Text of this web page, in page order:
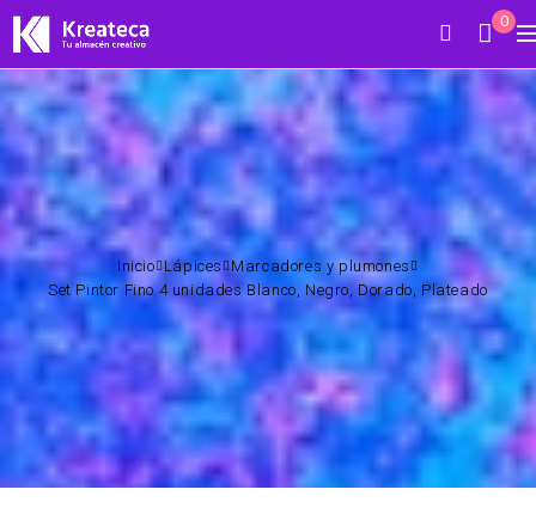
0
Inicio Lápices
Marcadores y plumones
Set Pintor Fino 4 unidades Blanco, Negro, Dorado, Plateado